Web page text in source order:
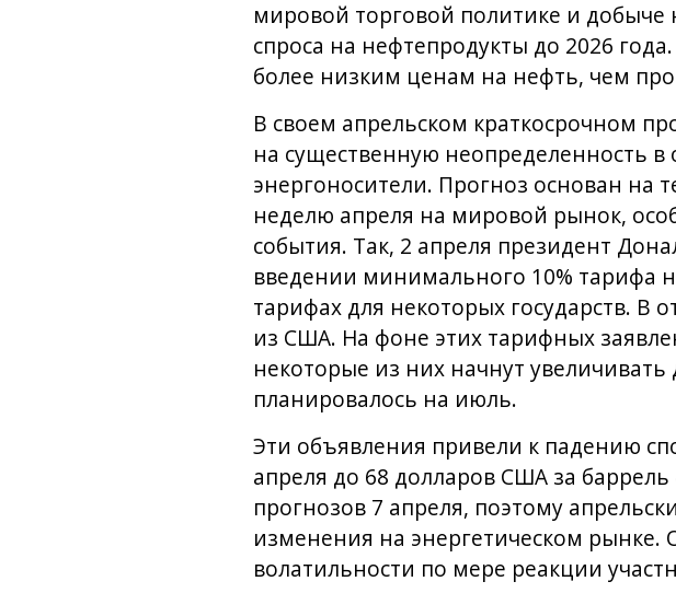
мировой торговой политике и
спроса на нефтепродукты до 2026
более низким ценам на нефть, чем
В своем апрельском краткосрочном
на существенную неопределенность
энергоносители. Прогноз основан на
неделю апреля на мировой рынок,
события. Так, 2 апреля президент
введении минимального 10% тарифа
тарифах для некоторых государств. В
из США. На фоне этих тарифных
некоторые из них начнут
планировалось на июль.
Эти объявления привели к падению
апреля до 68 долларов США за
прогнозов 7 апреля, поэтому
изменения на энергетическом рынке.
волатильности по мере реакции